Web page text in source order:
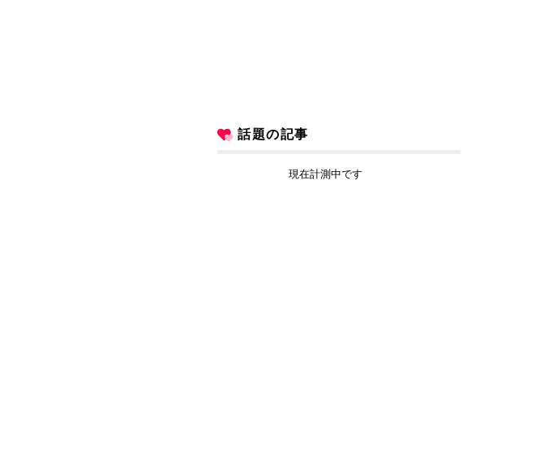
話題の記事
現在計測中です